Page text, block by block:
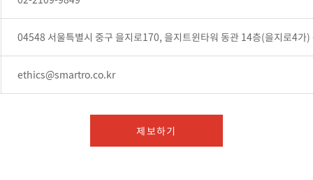
04548 서울특별시 중구 을지로170, 을지트윈타워 동관 14층(을지로4가)
ethics@smartro.co.kr
제보하기